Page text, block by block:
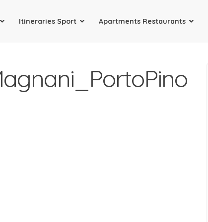
Itineraries Sport Apartments Restaurants